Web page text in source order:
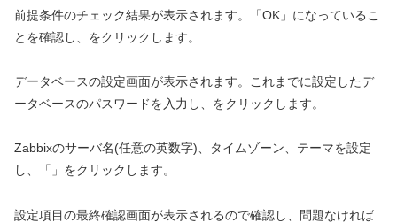
前提条件のチェック結果が表示されます。「OK」になっているこ
とを確認し、をクリックします。
データベースの設定画面が表示されます。これまでに設定したデ
ータベースのパスワードを入力し、をクリックします。
Zabbixのサーバ名(任意の英数字)、タイムゾーン、テーマを設定
し、「」をクリックします。
設定項目の最終確認画面が表示されるので確認し、問題なければ